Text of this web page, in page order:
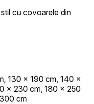
cu covoarele din
130 x 190 cm, 140 x
x 230 cm, 180 x 250
cm